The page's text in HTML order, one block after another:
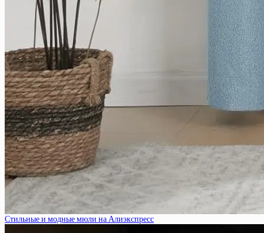
Стильные и модные мюли на Алиэкспресс